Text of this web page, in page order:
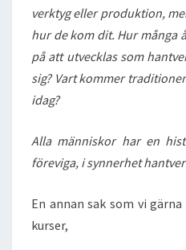
verktyg eller produktion,
hur de kom dit. Hur många
på att utvecklas som
sig? Vart kommer
idag?
Alla människor har en
föreviga, i synnerhet
En annan sak som vi
kurser,